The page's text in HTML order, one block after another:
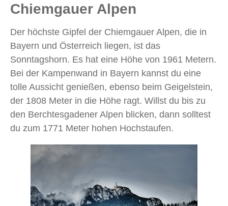
Chiemgauer Alpen
Der höchste Gipfel der Chiemgauer Alpen, die in
Bayern und Österreich liegen, ist das
Sonntagshorn. Es hat eine Höhe von 1961 Metern.
Bei der Kampenwand in Bayern kannst du eine
tolle Aussicht genießen, ebenso beim Geigelstein,
der 1808 Meter in die Höhe ragt. Willst du bis zu
den Berchtesgadener Alpen blicken, dann solltest
du zum 1771 Meter hohen Hochstaufen.